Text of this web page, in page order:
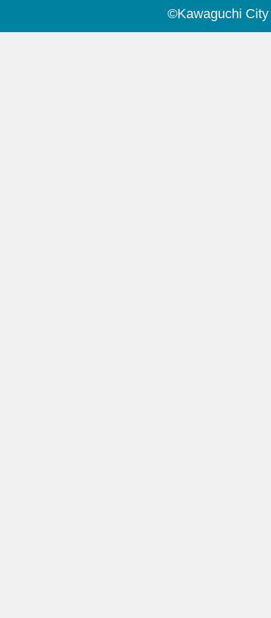
©Kawaguchi City